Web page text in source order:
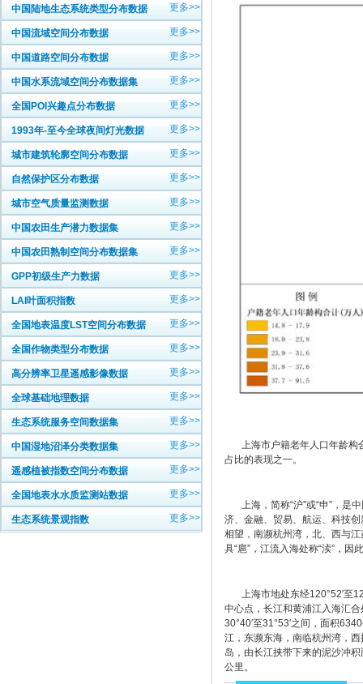
中国陆地生态系统类型分布数据 更多>>
中国流域空间分布数据 更多>>
中国道路空间分布数据 更多>>
中国水系流域空间分布数据集 更多>>
全国POI兴趣点分布数据 更多>>
1993年-至今全球夜间灯光数据 更多>>
城市建筑轮廓空间分布数据 更多>>
自然保护区分布数据 更多>>
城市空气质量监测数据 更多>>
中国农田生产潜力数据集 更多>>
中国农田熟制空间分布数据集 更多>>
GPP初级生产力数据 更多>>
LAI叶面积指数 更多>>
全国地表温度LST空间分布数据 更多>>
全国作物类型分布数据 更多>>
高分辨率卫星遥感影像数据 更多>>
全球基础地理数据 更多>>
生态系统服务空间数据集 更多>>
中国湿地沼泽分类数据集 更多>>
遥感植被指数空间分布数据 更多>>
全国地表水水质监测站数据 更多>>
生态系统景观指数 更多>>
上海市户籍老年人口年龄构
占比的表现之一。
上海，简称“沪”或“申”，是
济、金融、贸易、航运、科技
相望，南濒杭州湾，北、西与
具“扈”，江流入海处称“渎”，因
上海市地处东经120°52′至
中心点，长江和黄浦江入海汇
30°40′至31°53′之间，面积
江，东濒东海，南临杭州湾，
岛，由长江挟带下来的泥沙冲
公里。